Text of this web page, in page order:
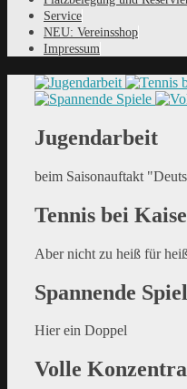
Service
NEU: Vereinsshop
Impressum
Jugendarbeit
beim Saisonauftakt
Tennis bei
Aber nicht zu heiß für
Spannende
Hier ein Doppel
Volle